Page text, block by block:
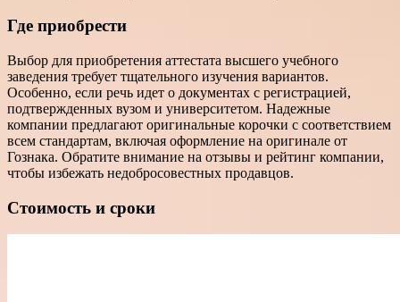
Где приобрести
Выбор для приобретения аттестата высшего учебного
заведения требует тщательного изучения вариантов.
Особенно, если речь идет о документах с регистрацией,
подтвержденных вузом и университетом. Надежные
компании предлагают оригинальные корочки с соответствием
всем стандартам, включая оформление на оригинале от
Гознака. Обратите внимание на отзывы и рейтинг компании,
чтобы избежать недобросовестных продавцов.
Стоимость и сроки